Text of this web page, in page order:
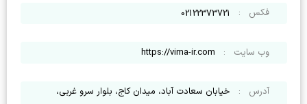
فکس :
02122373721
وب سایت :
https://vima-ir.com
آدرس : خیابان سعادت آباد، میدان کاج، بلوار سرو غربی،